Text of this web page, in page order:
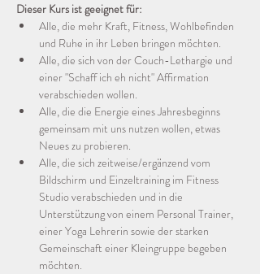
Dieser Kurs ist geeignet für:
Alle, die mehr Kraft, Fitness, Wohlbefinden
und Ruhe in ihr Leben bringen möchten.
Alle, die sich von der Couch-Lethargie und
einer "Schaff ich eh nicht" Affirmation
verabschieden wollen.
Alle, die die Energie eines Jahresbeginns
gemeinsam mit uns nutzen wollen, etwas
Neues zu probieren.
Alle, die sich zeitweise/ergänzend vom
Bildschirm und Einzeltraining im Fitness
Studio verabschieden und in die
Unterstützung von einem Personal Trainer,
einer Yoga Lehrerin sowie der starken
Gemeinschaft einer Kleingruppe begeben
möchten.